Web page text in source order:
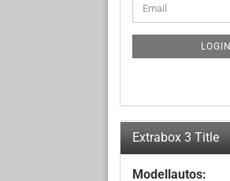
TO
SUBSCRIPTION
PAGE
Email
LOGIN
Extrabox 3 Title
Modellautos: